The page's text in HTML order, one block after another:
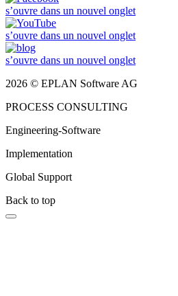
s’ouvre dans un nouvel onglet
s’ouvre dans un nouvel onglet
s’ouvre dans un nouvel onglet
2026 © EPLAN Software AG
PROCESS CONSULTING
Engineering-Software
Implementation
Global Support
Back to top